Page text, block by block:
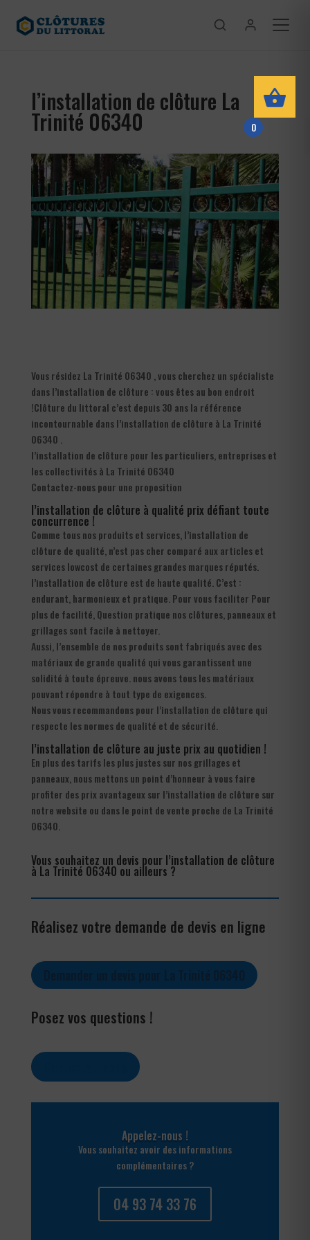
l’installation de clôture La
Trinité 06340
Vous résidez La Trinité 06340 , vous cherchez un spécialiste
dans l’installation de clôture : vous êtes au bon endroit
!Clôture du littoral c’est depuis 30 ans la référence
incontournable dans l’installation de clôture à La Trinité
06340 .
l’installation de clôture pour les particuliers, entreprises et
les collectivités à La Trinité 06340
Contactez-nous pour une proposition
l’installation de clôture à qualité prix défiant toute
concurrence !
Comme tous nos produits et services, l’installation de
clôture de qualité, n’est pas cher comparé aux articles et
services lowcost de certaines grandes marques réputés.
l’installation de clôture est de haute qualité. C’est :
endurant, harmonieux et pratique. Pour vous faciliter Pour
plus de facilité, Question pratique nos clôtures, panneaux et
grillages sont facile à nettoyer.
Aussi, l’ensemble de nos produits sont fabriqués avec des
matériaux de grande qualité qui vous garantissent une
solidité à toute épreuve. nous avons tous les matériaux
pouvant répondre à tout type de exigences.
Nous vous recommandons pour l’installation de clôture qui
respecte les normes de qualité et de sécurité.
l’installation de clôture au juste prix au quotidien !
En plus des tarifs les plus justes sur nos grillages et
panneaux, nous mettons un point d’honneur à vous faire
profiter des prix avantageux sur l’installation de clôture sur
notre website ou dans le point de vente proche de La Trinité
06340.
Vous souhaitez un devis pour l’installation de clôture
à La Trinité 06340 ou ailleurs ?
Réalisez votre demande de devis en ligne
Posez vos questions !
Appelez-nous !
Vous souhaitez avoir des informations
complémentaires ?
04 93 74 33 76
0